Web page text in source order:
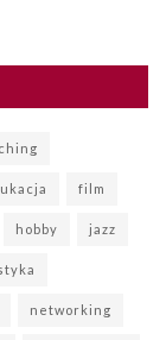
film
hobby jazz
networking